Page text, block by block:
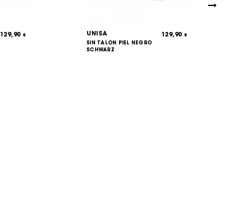
129,90€ UNISA
SIN TALON PIEL NEGRO
SCHWARZ
129,90€